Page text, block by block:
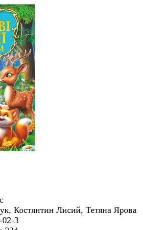
Костянтин Лисий, Тетяна Ярова
02-3